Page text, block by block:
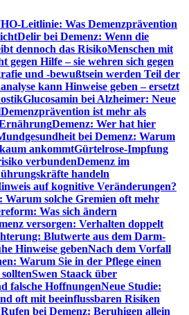
Leitlinie: Was Demenzprävention
Delir bei Demenz: Wenn die
dennoch das RisikoMenschen mit
gegen Hilfe – sie wehren sich gegen
und -bewußtsein werden Teil der
kann Hinweise geben – ersetzt
Glucosamin bei Alzheimer: Neue
Demenzprävention ist mehr als
Demenz: Wer hat hier
bei Demenz: Warum
ankommtGürtelrose-Impfung
verbundenDemenz im
handeln
auf kognitive Veränderungen?
solche Gremien oft mehr
Was sich ändern
versorgen: Verhalten doppelt
Blutwerte aus dem Darm-
Hinweise gebenNach dem Vorfall
Warum Sie in der Pflege einen
Swen Staack über
falsche HoffnungenNeue Studie:
oft mit beeinflussbaren Risiken
bei Demenz: Beruhigen allein